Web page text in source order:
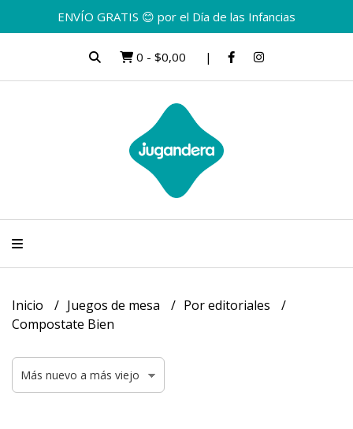
ENVÍO GRATIS 😊 por el Día de las Infancias
0 - $0,00
Inicio Juegos de mesa
Por editoriales
Compostate Bien